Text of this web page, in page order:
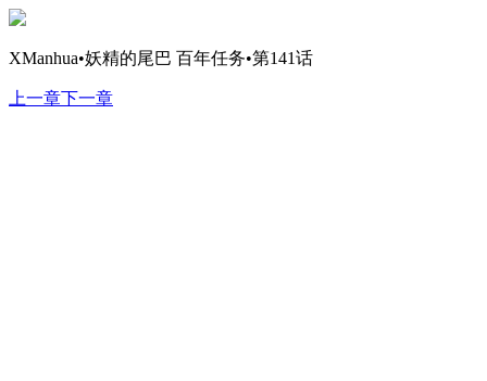
XManhua•妖精的尾巴 百年任务•第141话
上一章下一章